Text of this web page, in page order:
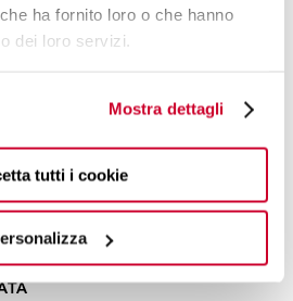
ha fornito loro o che hanno
dei loro servizi.
Mostra dettagli
tutti i cookie